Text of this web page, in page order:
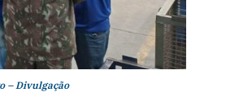
– Divulgação